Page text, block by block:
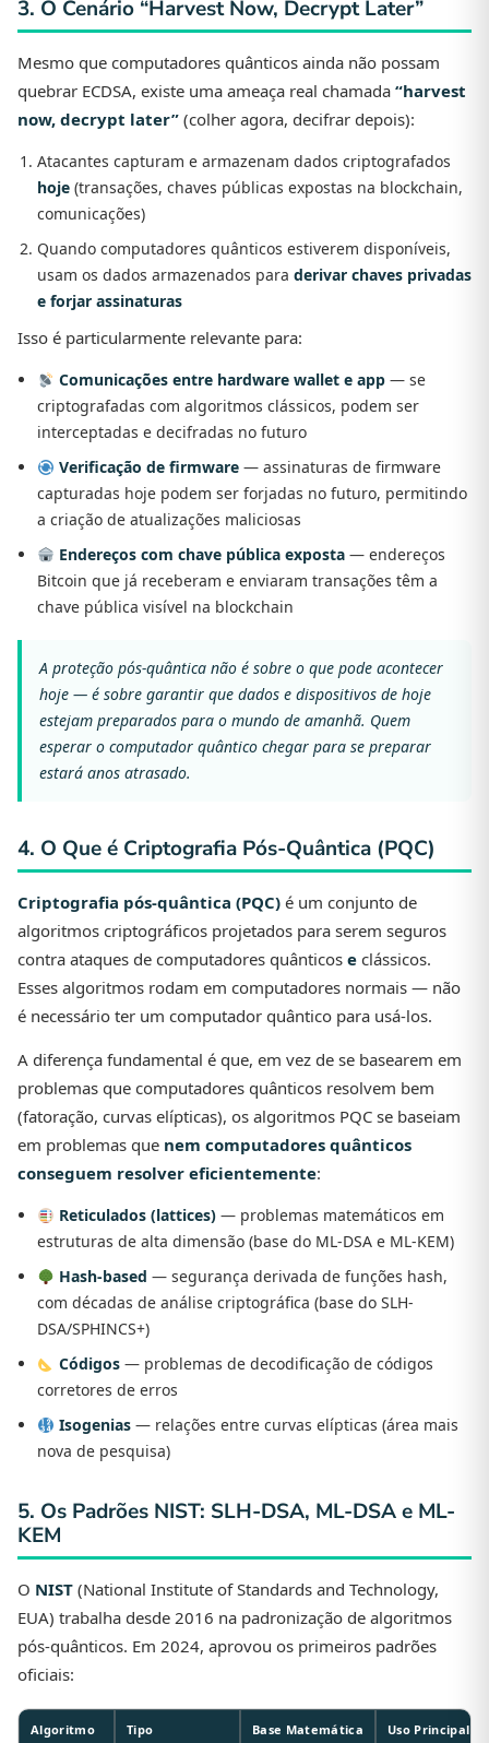
3. O Cenário “Harvest Now, Decrypt Later”
Mesmo que computadores quânticos ainda não possam
quebrar ECDSA, existe uma ameaça real chamada “harvest
now, decrypt later” (colher agora, decifrar depois):
Atacantes capturam e armazenam dados criptografados
hoje (transações, chaves públicas expostas na blockchain,
comunicações)
Quando computadores quânticos estiverem disponíveis,
usam os dados armazenados para derivar chaves privadas
e forjar assinaturas
Isso é particularmente relevante para:
Comunicações entre hardware wallet e app— se
criptografadas com algoritmos clássicos, podem ser
interceptadas e decifradas no futuro
Verificação de firmware— assinaturas de firmware
capturadas hoje podem ser forjadas no futuro, permitindo
a criação de atualizações maliciosas
Endereços com chave pública exposta— endereços
Bitcoin que já receberam e enviaram transações têm a
chave pública visível na blockchain
A proteção pós-quântica não é sobre o que pode acontecer
hoje — é sobre garantir que dados e dispositivos de hoje
estejam preparados para o mundo de amanhã. Quem
esperar o computador quântico chegar para se preparar
estará anos atrasado.
4. O Que é Criptografia Pós-Quântica (PQC)
Criptografia pós-quântica (PQC) é um conjunto de
algoritmos criptográficos projetados para serem seguros
contra ataques de computadores quânticos e clássicos.
Esses algoritmos rodam em computadores normais — não
é necessário ter um computador quântico para usá-los.
A diferença fundamental é que, em vez de se basearem em
problemas que computadores quânticos resolvem bem
(fatoração, curvas elípticas), os algoritmos PQC se baseiam
em problemas que nem computadores quânticos
conseguem resolver eficientemente:
Reticulados (lattices)— problemas matemáticos em
estruturas de alta dimensão (base do ML-DSA e ML-KEM)
Hash-based — segurança derivada de funções hash,
com décadas de análise criptográfica (base do SLH-
DSA/SPHINCS+)
Códigos— problemas de decodificação de códigos
corretores de erros
Isogenias— relações entre curvas elípticas (área mais
nova de pesquisa)
5. Os Padrões NIST: SLH-DSA, ML-DSA e ML-
KEM
O NIST (National Institute of Standards and Technology,
EUA) trabalha desde 2016 na padronização de algoritmos
pós-quânticos. Em 2024, aprovou os primeiros padrões
oficiais:
Algoritmo Tipo Base Matemática Uso Principal